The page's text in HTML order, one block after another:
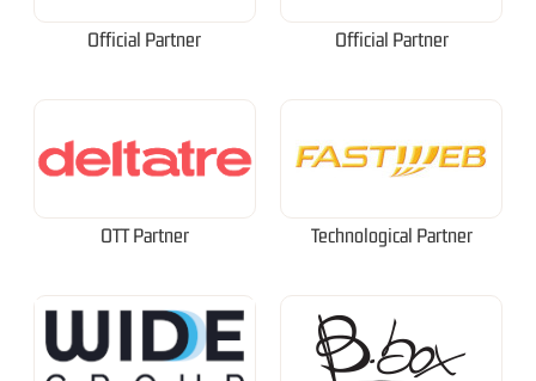
Official Partner Official Partner
OTT Partner Technological Partner